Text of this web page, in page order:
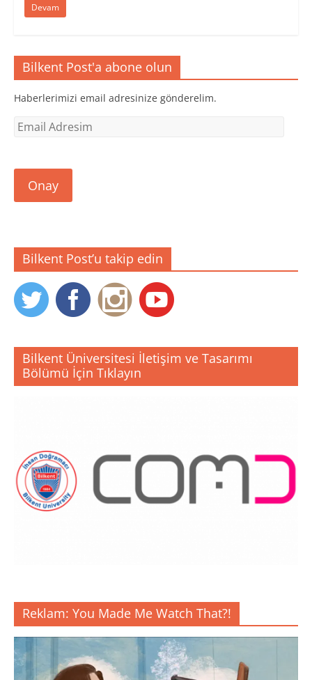
Devam
Bilkent Post'a abone olun
Haberlerimizi email adresinize gönderelim.
Email
Onay
Bilkent Post’u takip edin
Bilkent Üniversitesi İletişim ve Tasarımı
Bölümü İçin Tıklayın
Reklam: You Made Me Watch That?!